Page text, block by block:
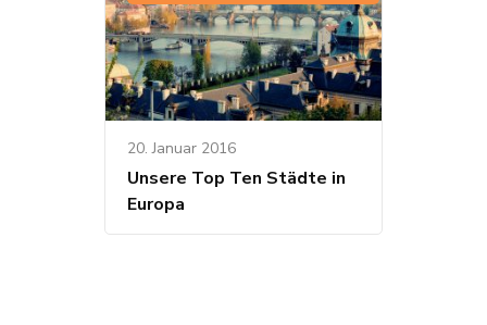
20. Januar 2016
Unsere Top Ten Städte in
Europa